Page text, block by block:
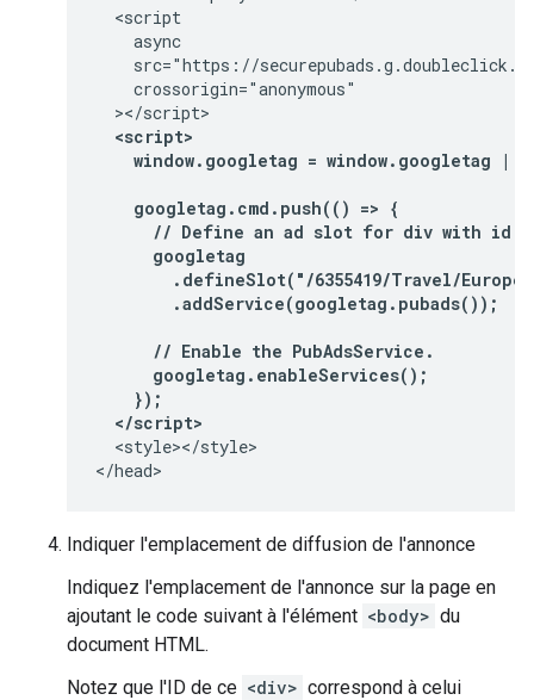
  <script
    async
src="https://
    crossorigin="anonymous"
  <script>
window.googletag = window.googletag ||
    googletag.cmd.push(() => {
// Define an ad slot for div with id
      googletag
.defineSlot("/6355419/Travel/
        .addService(googletag.pubads());
      // Enable the PubAdsService.
      googletag.enableServices();
    });
  </script>
  <style></style>
</head>
Indiquer l'emplacement de diffusion de l'annonce
Indiquez l'emplacement de l'annonce sur la page en
ajoutant le code suivant à l'élément <body> du
document HTML.
Notez que l'ID de ce <div> correspond à celui